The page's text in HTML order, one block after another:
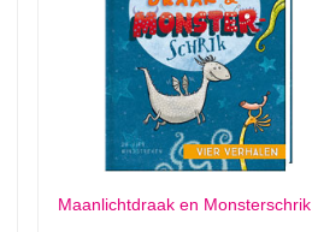
Maanlichtdraak en Monsterschrik